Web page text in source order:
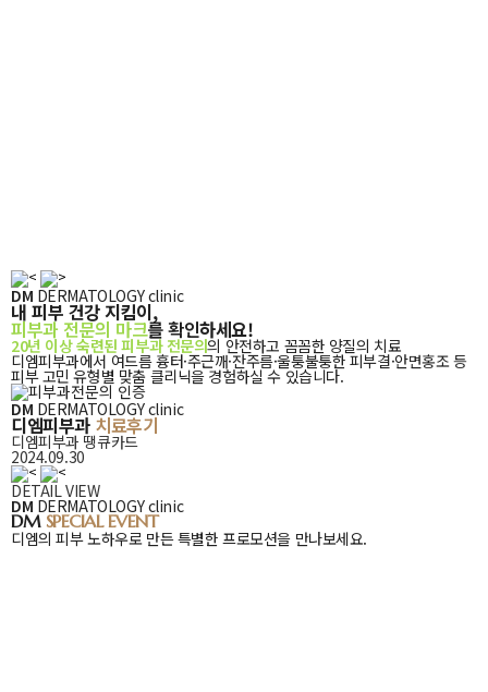
피부과
전문의
마크를
확인하세요!
DM DERMATOLOGY clinic
내 피부 건강 지킴이,
피부과 전문의 마크를확인하세요!
20년 이상 숙련된 피부과 전문의의 안전하고 꼼꼼한 양질의 치료
디엠피부과에서 여드름 흉터·주근깨·잔주름·울퉁불퉁한 피부결·안면홍조 등
피부 고민 유형별 맞춤 클리닉을 경험하실 수 있습니다.
디엠피부과
치료후기
DM DERMATOLOGY clinic
디엠피부과 치료후기
디엠피부과 땡큐카드
2024.09.30
DETAIL VIEW
DM
Special
Event
DM DERMATOLOGY clinic
DM SPECIAL EVENT
디엠의 피부 노하우로 만든 특별한 프로모션을 만나보세요.